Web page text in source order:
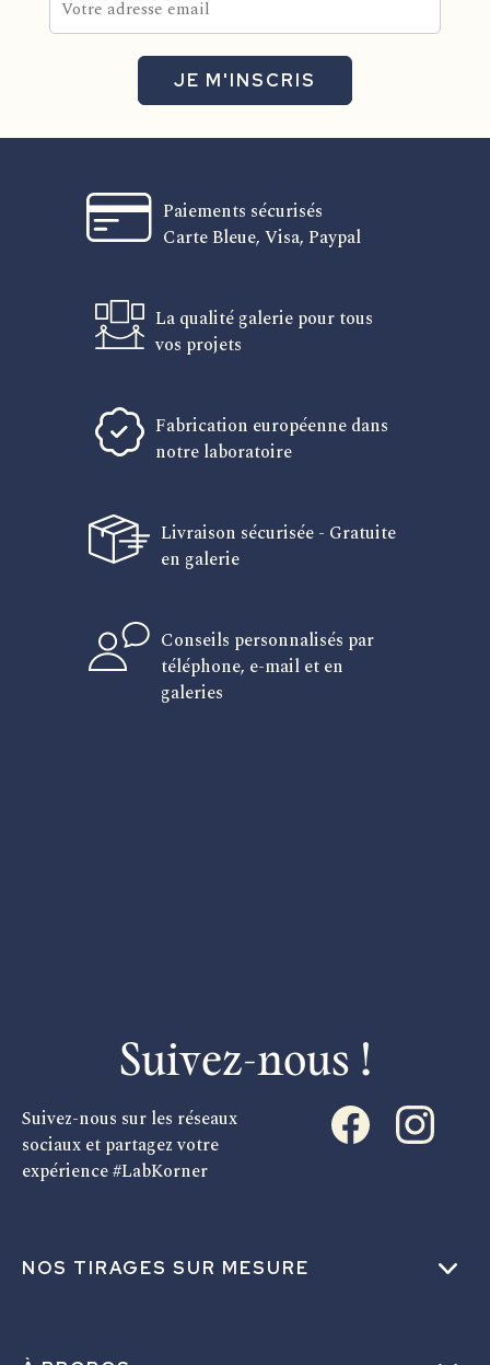
JE M'INSCRIS
Paiements sécurisés
Carte Bleue, Visa, Paypal
La qualité galerie pour tous
vos projets
Fabrication européenne dans
notre laboratoire
Livraison sécurisée - Gratuite
en galerie
Conseils personnalisés par
téléphone, e-mail et en
galeries
NOS TIRAGES SUR MESURE
Suivez-nous !
Suivez-nous sur les réseaux
sociaux et partagez votre
expérience #LabKorner